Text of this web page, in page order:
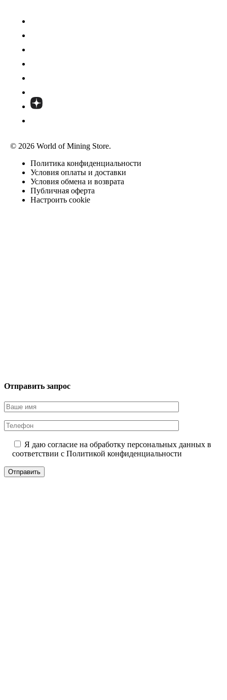
© 2026 World of Mining Store.
Политика конфиденциальности
Условия оплаты и доставки
Условия обмена и возврата
Публичная оферта
Настроить cookie
Отправить запрос
Я даю согласие на обработку персональных данных в
соответствии с Политикой конфиденциальности